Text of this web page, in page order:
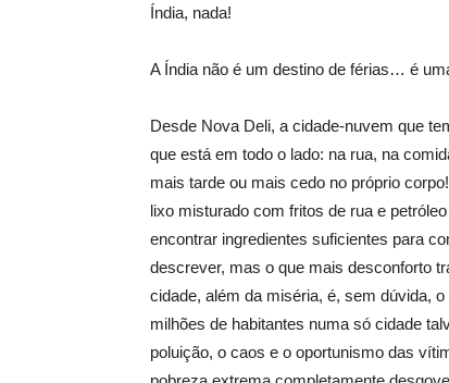
Índia, nada!
A Índia não é um destino de férias… é
Desde Nova Deli, a cidade-nuvem que
que está em todo o lado: na rua, na
mais tarde ou mais cedo no próprio
lixo misturado com fritos de rua e
encontrar ingredientes suficientes para
descrever, mas o que mais desconforto
cidade, além da miséria, é, sem dúvida, o
milhões de habitantes numa só cidade
poluição, o caos e o oportunismo das